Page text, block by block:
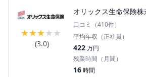
★★★★★
(3.0)
オリックス生命保険株
口コミ（410件）
平均年収（正社員）
422万円
残業時間（月間）
16時間